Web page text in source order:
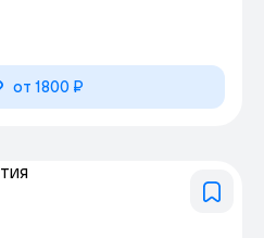
от 1800 ₽